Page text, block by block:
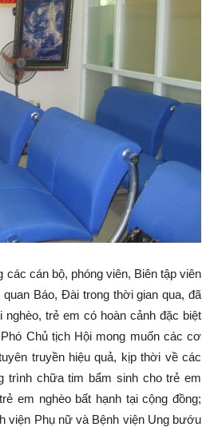
cán bộ, phóng viên, Biên tập viên
Báo, Đài trong thời gian qua, đã
trẻ em có hoàn cảnh đặc biệt
Chủ tịch Hội mong muốn các cơ
truyền hiệu quả, kịp thời về các
trình chữa tim bẩm sinh cho trẻ em
em nghèo bất hạnh tại cộng đồng;
viện Phụ nữ và Bệnh viện Ung bướu